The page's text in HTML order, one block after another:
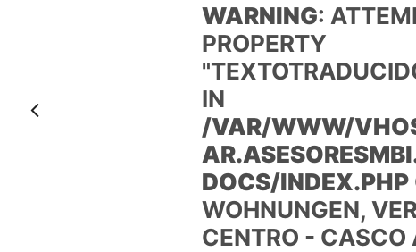
WARNING:
PROPERTY
IN
/VAR/WWW/
DOCS/INDEX.PHP
WOHNUNGEN,
CENTRO - CASCO